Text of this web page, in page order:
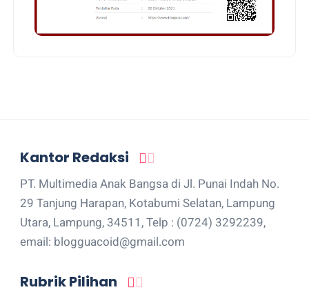
Kantor Redaksi
PT. Multimedia Anak Bangsa di Jl. Punai Indah No.
29 Tanjung Harapan, Kotabumi Selatan, Lampung
Utara, Lampung, 34511, Telp : (0724) 3292239,
email: blogguacoid@gmail.com
Rubrik Pilihan